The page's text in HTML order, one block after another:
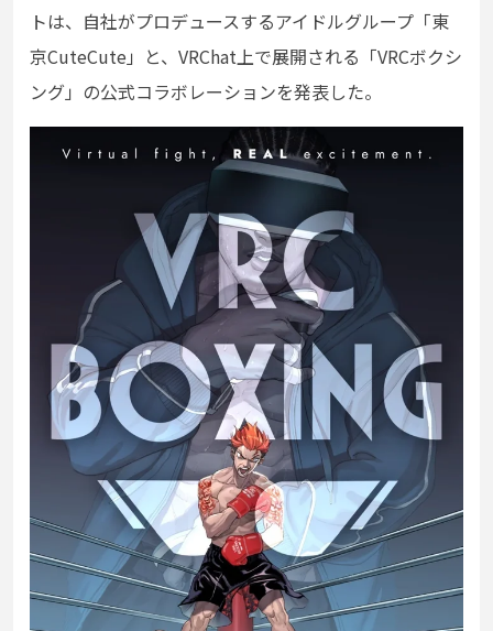
トは、自社がプロデュースするアイドルグループ「東
京CuteCute」と、VRChat上で展開される「VRCボクシ
ング」の公式コラボレーションを発表した。